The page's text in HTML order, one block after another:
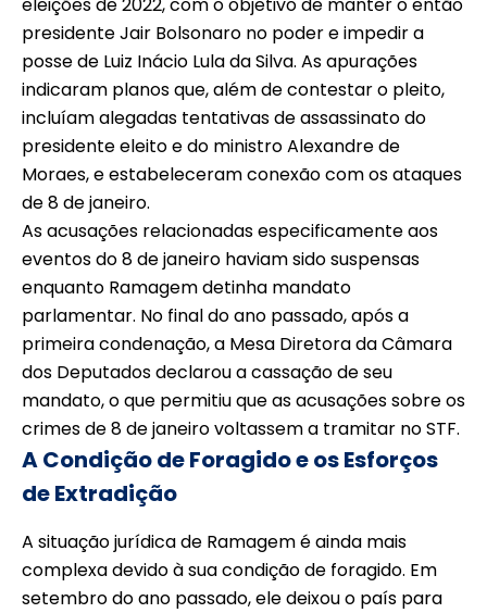
eleições de 2022, com o objetivo de manter o então
presidente Jair Bolsonaro no poder e impedir a
posse de Luiz Inácio Lula da Silva. As apurações
indicaram planos que, além de contestar o pleito,
incluíam alegadas tentativas de assassinato do
presidente eleito e do ministro Alexandre de
Moraes, e estabeleceram conexão com os ataques
de 8 de janeiro.
As acusações relacionadas especificamente aos
eventos do 8 de janeiro haviam sido suspensas
enquanto Ramagem detinha mandato
parlamentar. No final do ano passado, após a
primeira condenação, a Mesa Diretora da Câmara
dos Deputados declarou a cassação de seu
mandato, o que permitiu que as acusações sobre os
crimes de 8 de janeiro voltassem a tramitar no STF.
A Condição de Foragido e os Esforços
de Extradição
A situação jurídica de Ramagem é ainda mais
complexa devido à sua condição de foragido. Em
setembro do ano passado, ele deixou o país para